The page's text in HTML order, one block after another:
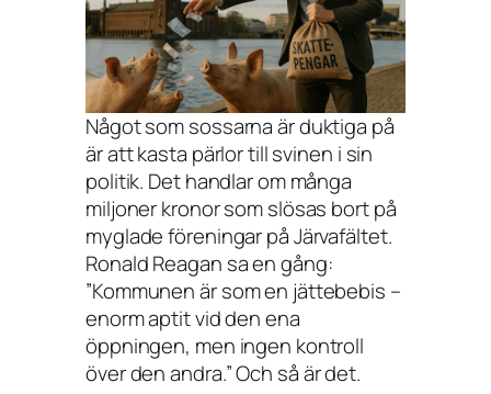
Något som sossarna är duktiga på
är att kasta pärlor till svinen i sin
politik. Det handlar om många
miljoner kronor som slösas bort på
myglade föreningar på Järvafältet.
Ronald Reagan sa en gång:
”Kommunen är som en jättebebis –
enorm aptit vid den ena
öppningen, men ingen kontroll
över den andra.”Och så är det.